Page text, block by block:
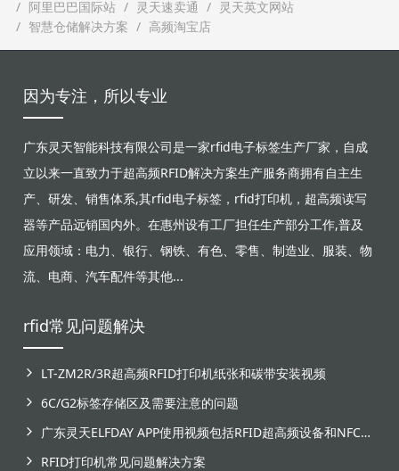
阿里巴巴国际站
灵天速卖通
灵天英文网站
智慧仓储解决方案
高频淘宝店
因为专注，所以专业
广东灵天智能科技有限公司是一家rfid电子标签生产厂家，自成
立以来一直致力于超高频RFID解决方案生产服务商拥有自主生
产、研发、销售体系,其rfid电子标签，rfid打印机，超高频读写
器等产品远销国内外。在惠州设有工厂担任生产部分工作,普及
应用领域：电力、银行、钢铁、有色、零售、制造业、服装、物
流、电商、汽车配件等其他...
rfid常见问题解决
LT-ZM2R/3R超高频RFID打印机纸张和碳带安装视频
6C/G2标签存储区及需要注意的问题
广东灵天ELFDAY APP使用视频包括RFID超高频设备和NFC芯片标签感应
RFID打印机常见问题解决方案